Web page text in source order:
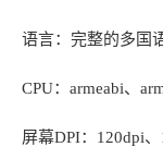
语言：完整的多国
CPU：armeabi、
屏幕DPI：120dpi